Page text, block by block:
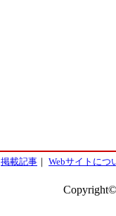
掲載記事 ｜ Webサイトにつ